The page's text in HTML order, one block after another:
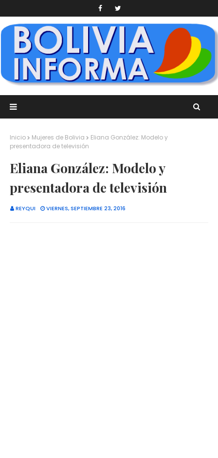
Inicio Mujeres de Bolivia
Eliana González: Modelo y
presentadora de televisión
Eliana González: Modelo y
presentadora de televisión
REYQUI VIERNES, SEPTIEMBRE 23, 2016